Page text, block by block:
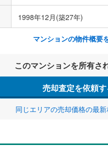
1998年12月(築27年)
マンションの物件概要
このマンションを所有さ
売却査定を依頼
同じエリアの売却価格の最